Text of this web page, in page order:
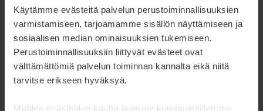
Käytämme evästeitä palvelun perustoiminnallisuuksien
varmistamiseen, tarjoamamme sisällön näyttämiseen ja
sosiaalisen median ominaisuuksien tukemiseen.
Perustoiminnallisuuksiin liittyvät evästeet ovat
välttämättömiä palvelun toiminnan kannalta eikä niitä
tarvitse erikseen hyväksyä.
Muiden evästeiden kautta jaamme kumppaneillemme